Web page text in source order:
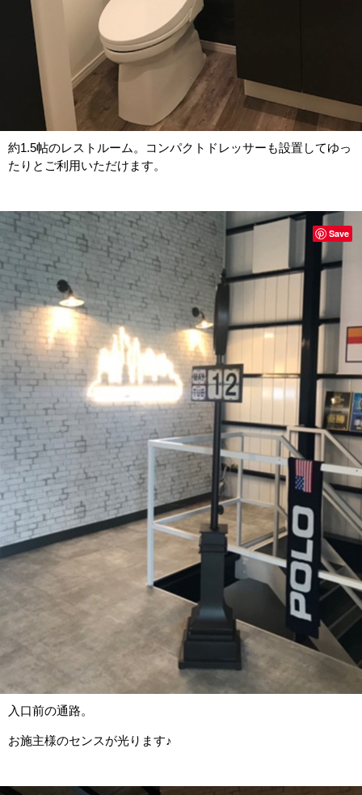
約1.5帖のレストルーム。コンパクトドレッサーも設置してゆっ
たりとご利用いただけます。
入口前の通路。
お施主様のセンスが光ります♪
Save